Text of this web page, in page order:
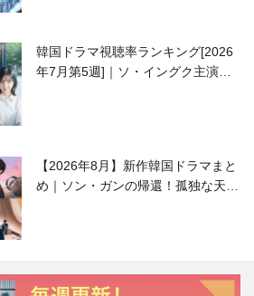
韓国ドラマ視聴率ランキング[2026
年7月第5週]｜ソ・イングク主演の
【2026年8月】新作韓国ドラマまと
め｜ソン・ガンの帰還！孤独な天才